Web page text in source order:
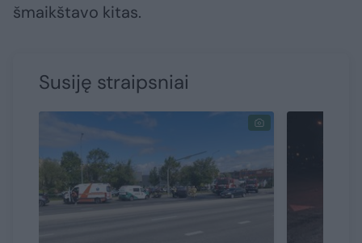
šmaikštavo kitas.
Susiję straipsniai